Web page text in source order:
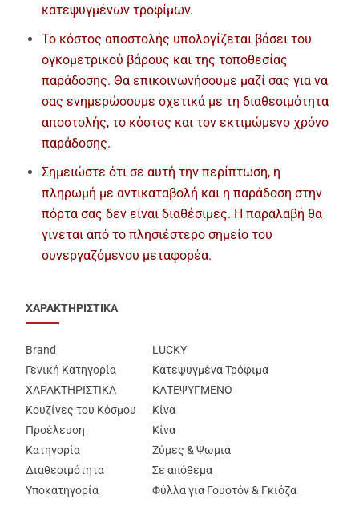
κατεψυγμένων τροφίμων.
Το κόστος αποστολής υπολογίζεται βάσει του
ογκομετρικού βάρους και της τοποθεσίας
παράδοσης. Θα επικοινωνήσουμε μαζί σας για να
σας ενημερώσουμε σχετικά με τη διαθεσιμότητα
αποστολής, το κόστος και τον εκτιμώμενο χρόνο
παράδοσης.
Σημειώστε ότι σε αυτή την περίπτωση, η
πληρωμή με αντικαταβολή και η παράδοση στην
πόρτα σας δεν είναι διαθέσιμες. Η παραλαβή θα
γίνεται από το πλησιέστερο σημείο του
συνεργαζόμενου μεταφορέα.
ΧΑΡΑΚΤΗΡΙΣΤΙΚΑ
Brand
LUCKY
Γενική Κατηγορία
Κατεψυγμένα Τρόφιμα
ΧΑΡΑΚΤΗΡΙΣΤΙΚΑ
ΚΑΤΕΨΥΓΜΕΝΟ
Κουζίνες του Κόσμου
Κίνα
Προέλευση
Κίνα
Κατηγορία
Ζύμες & Ψωμιά
Διαθεσιμότητα
Σε απόθεμα
Υποκατηγορία
Φύλλα για Γουοτόν & Γκιόζα